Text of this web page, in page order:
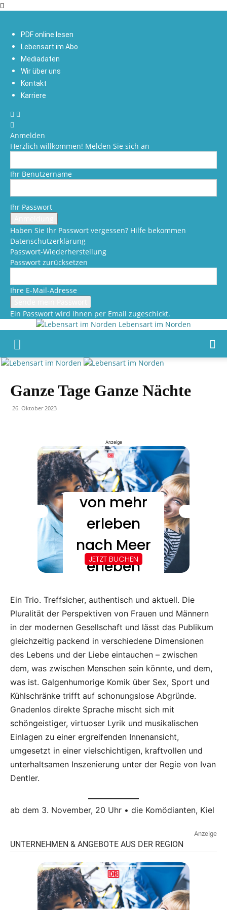
PDF online lesen
Lebensart im Abo
Mediadaten
Wir über uns
Kontakt
Karriere
Anmelden
Herzlich willkommen! Melden Sie sich an
Ihr Benutzername
Ihr Passwort
Haben Sie Ihr Passwort vergessen? Hilfe bekommen
Datenschutzerklärung
Passwort-Wiederherstellung
Passwort zurücksetzen
Ihre E-Mail-Adresse
Ein Passwort wird Ihnen per Email zugeschickt.
Lebensart im Norden
Ganze Tage Ganze Nächte
26. Oktober 2023
Anzeige
Ein Trio. Treffsicher, authentisch und aktuell. Die
Pluralität der Perspektiven von Frauen und Männern
in der modernen Gesellschaft und lässt das Publikum
gleichzeitig packend in verschiedene Dimensionen
des Lebens und der Liebe eintauchen – zwischen
dem, was zwischen Menschen sein könnte, und dem,
was ist. Galgenhumorige Komik über Sex, Sport und
Kühlschränke trifft auf schonungslose Abgründe.
Gnadenlos direkte Sprache mischt sich mit
schöngeistiger, virtuoser Lyrik und musikalischen
Einlagen zu einer ergreifenden Innenansicht,
umgesetzt in einer vielschichtigen, kraftvollen und
unterhaltsamen Inszenierung unter der Regie von Ivan
Dentler.
ab dem 3. November, 20 Uhr • die Komödianten, Kiel